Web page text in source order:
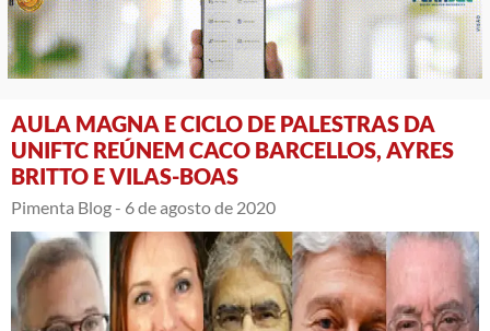
AULA MAGNA E CICLO DE PALESTRAS DA
UNIFTC REÚNEM CACO BARCELLOS, AYRES
BRITTO E VILAS-BOAS
Pimenta Blog - 6 de agosto de 2020